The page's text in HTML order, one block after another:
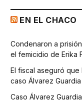
EN EL CHACO
Condenaron a
el femicidio de Erika
El fiscal aseguró
caso Álvarez Guardia
Caso Álvarez